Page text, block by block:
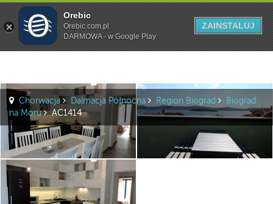
Szukaj
Chorwacja Dalmacja Północna Region Biograd
Biograd
na Moru
AC1414
Orebic
Orebic.com.pl
DARMOWA - w Google Play
ZAINSTALUJ